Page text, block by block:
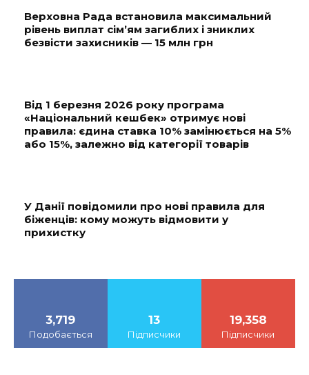
Верховна Рада встановила максимальний
рівень виплат сім’ям загиблих і зниклих
безвісти захисників — 15 млн грн
Від 1 березня 2026 року програма
«Національний кешбек» отримує нові
правила: єдина ставка 10% замінюється на 5%
або 15%, залежно від категорії товарів
У Данії повідомили про нові правила для
біженців: кому можуть відмовити у
прихистку
3,719
Подобається
13
Підписчики
19,358
Підписчики